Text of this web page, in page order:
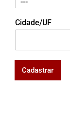
Cidade/UF
Cadastrar